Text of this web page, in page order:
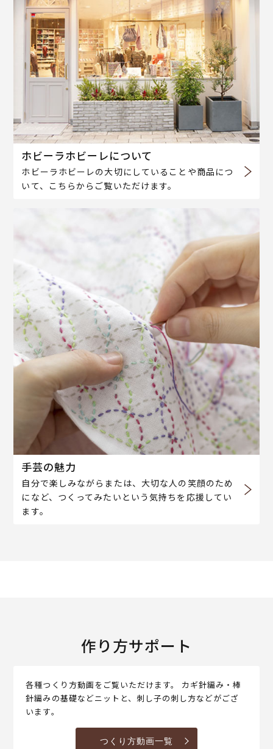
ホビーラホビーレについて
ホビーラホビーレの大切にしていることや商品につ
いて、こちらからご覧いただけます。
手芸の魅力
自分で楽しみながらまたは、大切な人の笑顔のため
になど、つくってみたいという気持ちを応援してい
ます。
作り方サポート
各種つくり方動画をご覧いただけます。 カギ針編み・棒
針編みの基礎などニットと、刺し子の刺し方などがござ
います。
つくり方動画一覧